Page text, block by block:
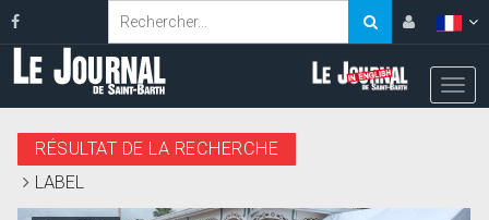
RÉSULTAT DE LA RECHERCHE
LABEL